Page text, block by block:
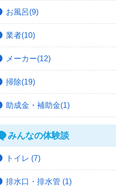
お風呂(9)
業者(10)
メーカー(12)
掃除(19)
助成金・補助金(1)
みんなの体験談
トイレ (7)
排水口・排水管 (1)